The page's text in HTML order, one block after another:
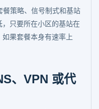
策略、信号制式和基站
只要所在小区的基站在
果套餐本身有速率上
、VPN 或代